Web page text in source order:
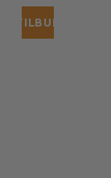
TILBUD